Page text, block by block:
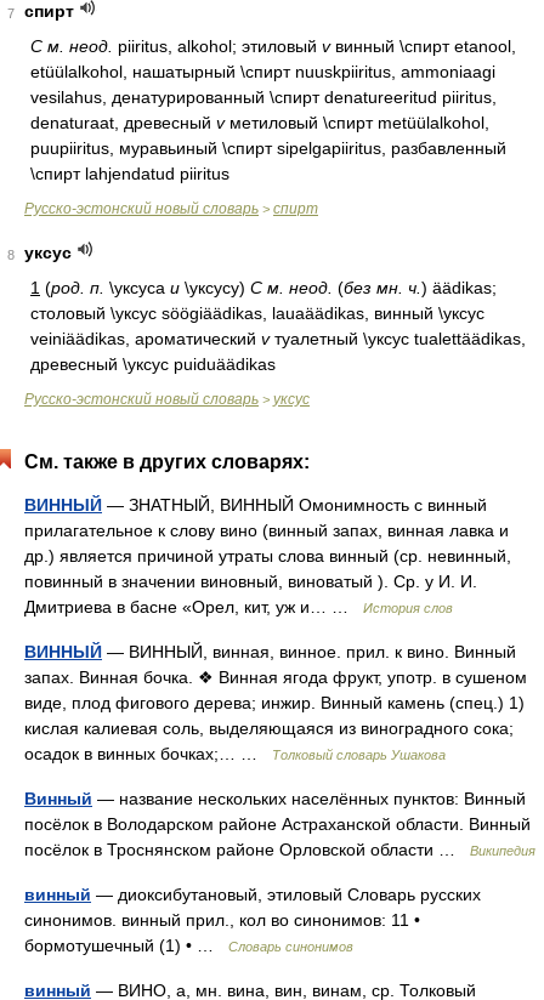
7
спирт
С м. неод. piiritus, alkohol; этиловый vвинный \спирт etanool,
etüülalkohol, нашатырный \спирт nuuskpiiritus, ammoniaagi
vesilahus, денатурированный \спирт denatureeritud piiritus,
denaturaat, древесный vметиловый \спирт metüülalkohol,
puupiiritus, муравьиный \спирт sipelgapiiritus, разбавленный
\спирт lahjendatud piiritus
Русско-эстонский новый словарь > спирт
8
уксус
1 (род. п. \уксуса и \уксусу) С м. неод. (бeз мн. ч. ) äädikas;
столовый \уксус söögiäädikas, lauaäädikas, винный \уксус
veiniäädikas, ароматический vтуалетный \уксус tualettäädikas,
древесный \уксус puiduäädikas
Русско-эстонский новый словарь > уксус
См. также в других словарях:
ВИННЫЙ — ЗНАТНЫЙ, ВИННЫЙ Омонимность с винный
прилагательное к слову вино (винный запах, винная лавка и
др.) является причиной утраты слова винный (ср. невинный,
повинный в значении виновный, виноватый ). Ср. у И. И.
Дмитриева в басне «Орел, кит, уж и… …
История слов
ВИННЫЙ — ВИННЫЙ, винная, винное. прил. к вино. Винный
запах. Винная бочка. ❖ Винная ягода фрукт, употр. в сушеном
виде, плод фигового дерева; инжир. Винный камень (спец.) 1)
кислая калиевая соль, выделяющаяся из виноградного сока;
осадок в винных бочках;… …
Толковый словарь Ушакова
Винный — название нескольких населённых пунктов: Винный
посёлок в Володарском районе Астраханской области. Винный
посёлок в Троснянском районе Орловской области …
Википедия
винный — диоксибутановый, этиловый Словарь русских
синонимов. винный прил., кол во синонимов: 11 •
бормотушечный (1) • …
Словарь синонимов
винный — ВИНО, а, мн. вина, вин, винам, ср. Толковый